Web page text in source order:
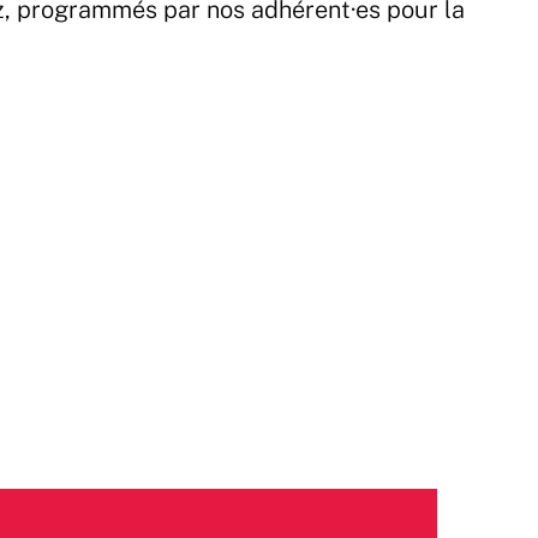
par nos adhérent·es pour la